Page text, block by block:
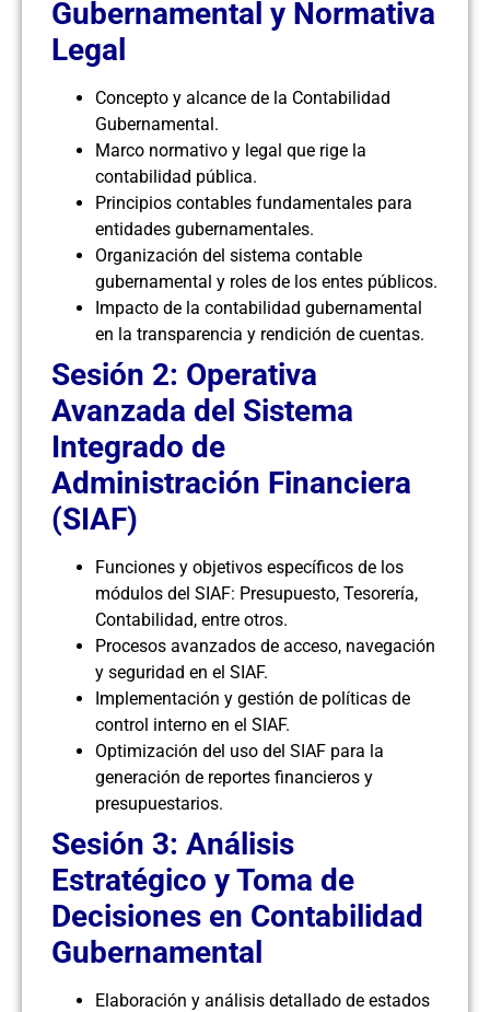
Gubernamental y Normativa
Legal
Concepto y alcance de la Contabilidad
Gubernamental.
Marco normativo y legal que rige la
contabilidad pública.
Principios contables fundamentales para
entidades gubernamentales.
Organización del sistema contable
gubernamental y roles de los entes públicos.
Impacto de la contabilidad gubernamental
en la transparencia y rendición de cuentas.
Sesión 2: Operativa
Avanzada del Sistema
Integrado de
Administración Financiera
(SIAF)
Funciones y objetivos específicos de los
módulos del SIAF: Presupuesto, Tesorería,
Contabilidad, entre otros.
Procesos avanzados de acceso, navegación
y seguridad en el SIAF.
Implementación y gestión de políticas de
control interno en el SIAF.
Optimización del uso del SIAF para la
generación de reportes financieros y
presupuestarios.
Sesión 3: Análisis
Estratégico y Toma de
Decisiones en Contabilidad
Gubernamental
Elaboración y análisis detallado de estados